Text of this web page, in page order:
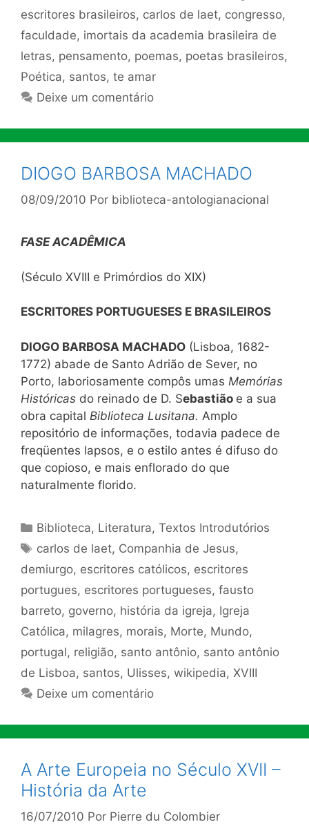
escritores brasileiros, carlos de laet, congresso,
faculdade, imortais da academia brasileira de
letras, pensamento, poemas, poetas brasileiros,
Poética, santos, te amar
Deixe um comentário
DIOGO BARBOSA MACHADO
08/09/2010 Por biblioteca-antologianacional
FASE ACADÊMICA
(Século XVIII e Primórdios do XIX)
ESCRITORES PORTUGUESES E BRASILEIROS
DIOGO BARBOSA MACHADO (Lisboa, 1682-
1772) abade de Santo Adrião de Sever, no
Porto, laboriosamente compôs umas Memórias
Históricas do reinado de D. Sebastião e a sua
obra capital Biblioteca Lusitana. Amplo
repositório de informações, todavia padece de
freqüentes lapsos, e o estilo antes é difuso do
que copioso, e mais enflorado do que
naturalmente florido.
Categorias
Biblioteca, Literatura,Textos Introdutórios
Tags
carlos de laet, Companhia de Jesus,
demiurgo, escritores católicos, escritores
portugues, escritores portugueses, fausto
barreto, governo, história da igreja, Igreja
Católica, milagres, morais, Morte, Mundo,
portugal, religião, santo antônio, santo antônio
de Lisboa, santos, Ulisses, wikipedia, XVIII
Deixe um comentário
A Arte Europeia no Século XVII –
História da Arte
16/07/2010 Por Pierre du Colombier